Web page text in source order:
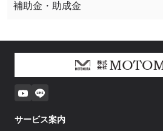
補助金・助成金
サービス案内